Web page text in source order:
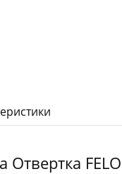
Отвертка